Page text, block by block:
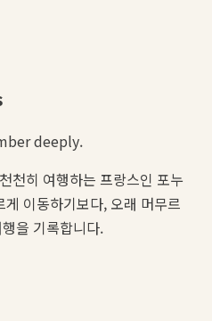
deeply.
천히 여행하는 프랑스인 포누
이동하기보다, 오래 머무르
을 기록합니다.